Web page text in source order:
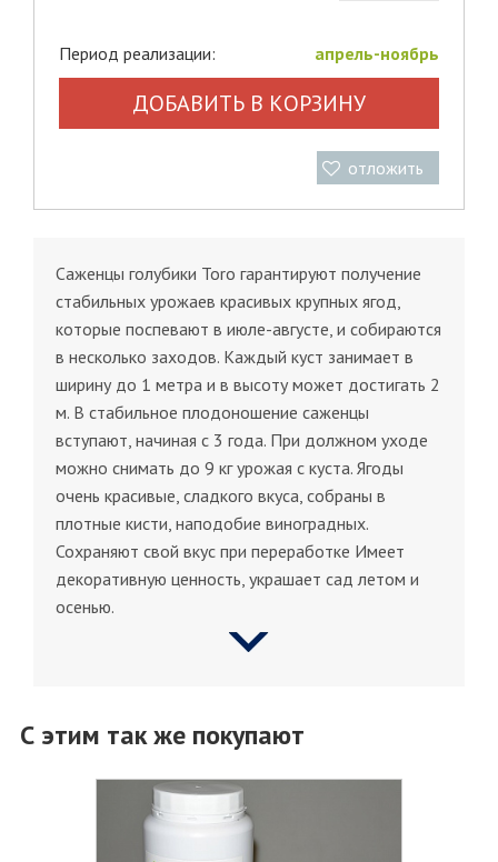
Период реализации: апрель-ноябрь
ДОБАВИТЬ В КОРЗИНУ
отложить
Саженцы голубики Toro гарантируют получение
стабильных урожаев красивых крупных ягод,
которые поспевают в июле-августе, и собираются
в несколько заходов. Каждый куст занимает в
ширину до 1 метра и в высоту может достигать 2
м. В стабильное плодоношение саженцы
вступают, начиная с 3 года. При должном уходе
можно снимать до 9 кг урожая с куста. Ягоды
очень красивые, сладкого вкуса, собраны в
плотные кисти, наподобие виноградных.
Сохраняют свой вкус при переработке Имеет
декоративную ценность, украшает сад летом и
осенью.
С этим так же покупают